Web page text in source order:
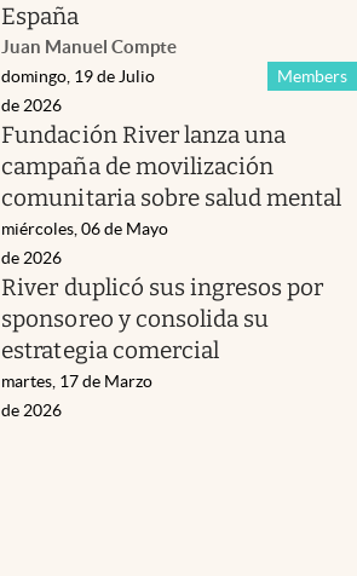
España
Juan Manuel Compte
Members
domingo, 19 de Julio
de 2026
Fundación River lanza una
campaña de movilización
comunitaria sobre salud mental
miércoles, 06 de Mayo
de 2026
River duplicó sus ingresos por
sponsoreo y consolida su
estrategia comercial
martes, 17 de Marzo
de 2026